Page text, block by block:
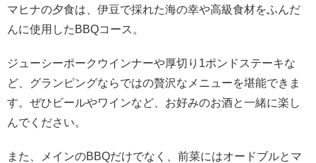
マヒナの夕食は、伊豆で採れた海の幸や高級食材をふんだ
んに使用したBBQコース。
ジューシーポークウインナーや厚切り1ポンドステーキな
ど、グランピングならではの贅沢なメニューを堪能できま
す。ぜひビールやワインなど、お好みのお酒と一緒に楽し
んでください。
また、メインのBBQだけでなく、前菜にはオードブルとマ